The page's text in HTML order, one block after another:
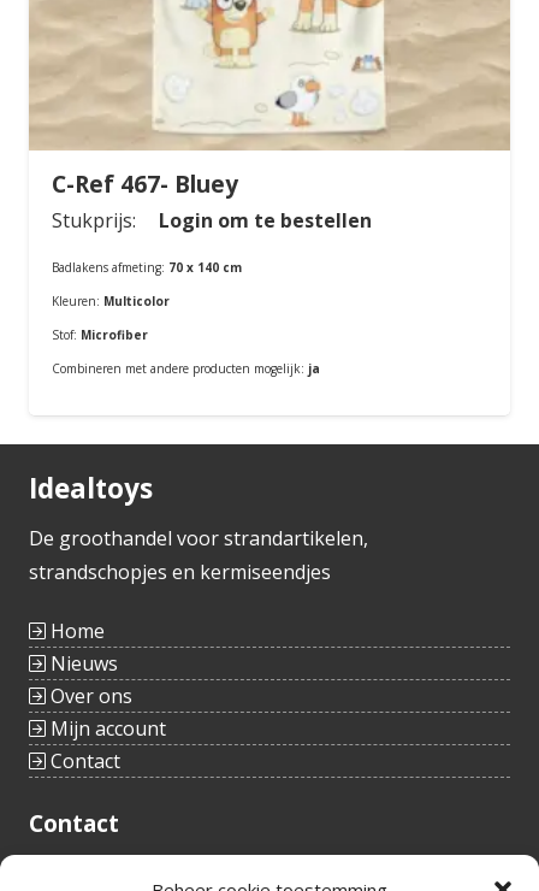
C-Ref 467- Bluey
Stukprijs: Login om te bestellen
Badlakens afmeting: 70 x 140 cm
Kleuren: Multicolor
Stof: Microfiber
Combineren met andere producten mogelijk: ja
Idealtoys
De groothandel voor strandartikelen,
strandschopjes en kermiseendjes
Home
Nieuws
Over ons
Mijn account
Contact
Contact